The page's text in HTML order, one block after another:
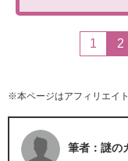
1 2
※本ページはアフィリエイ
筆者：謎の